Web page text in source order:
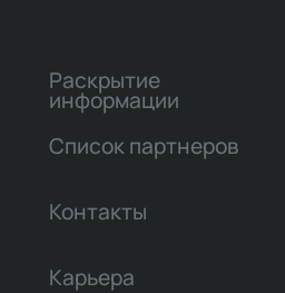
Раскрытие
информации
Список партнеров
Контакты
Карьера